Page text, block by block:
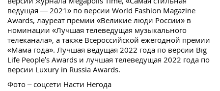
ведущая — 2021» по версии World Fashion Magazine
Awards, лауреат премии «Великие люди России» в
номинации «Лучшая телеведущая музыкального
телеканала», а также Всероссийской ежегодной премии
«Мама года». Лучшая ведущая 2022 года по версии Big
Life People’s Awards и лучшая телеведущая 2022 года по
версии Luxury in Russia Awards.
Фото – соцсети Насти Негода